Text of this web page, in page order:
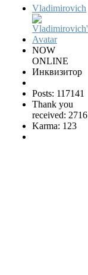
Vladimirovich
NOW
ONLINE
Инквизитор
Posts: 117141
Thank you
received: 2716
Karma: 123